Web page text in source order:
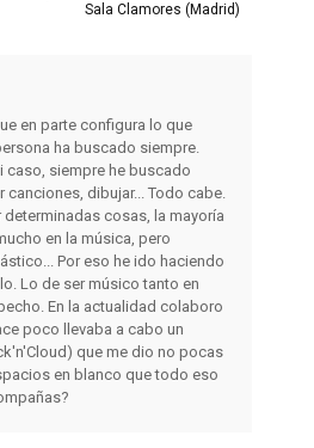
Sala Clamores (Madrid)
en parte configura lo que
ha buscado siempre.
caso, siempre he buscado
canciones, dibujar... Todo cabe.
cosas, la mayoría
en la música, pero
Por eso he ido haciendo
Lo de ser músico tanto en
En la actualidad colaboro
poco llevaba a cabo un
que me dio no pocas
en blanco que todo eso